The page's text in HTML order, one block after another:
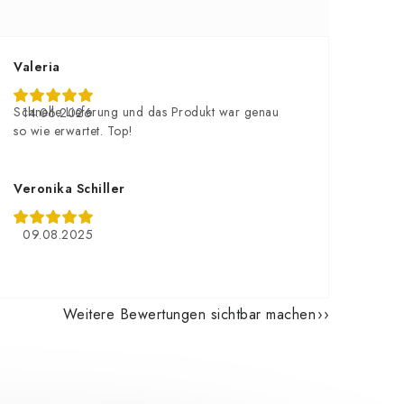
Valeria
14.06.2026
Schnelle Lieferung und das Produkt war genau
so wie erwartet. Top!
Veronika Schiller
09.08.2025
Weitere Bewertungen sichtbar machen